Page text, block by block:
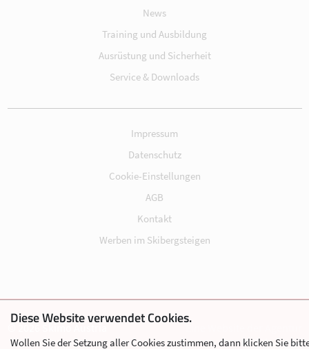
News
Training und Ausbildung
Ausrüstung und Sicherheit
Service & Downloads
Impressum
Datenschutz
Cookie-Einstellungen
AGB
Kontakt
Werben im Skibergsteigen
Diese Website verwendet Cookies.
Wollen Sie der Setzung aller Cookies zustimmen, dann klicken Sie